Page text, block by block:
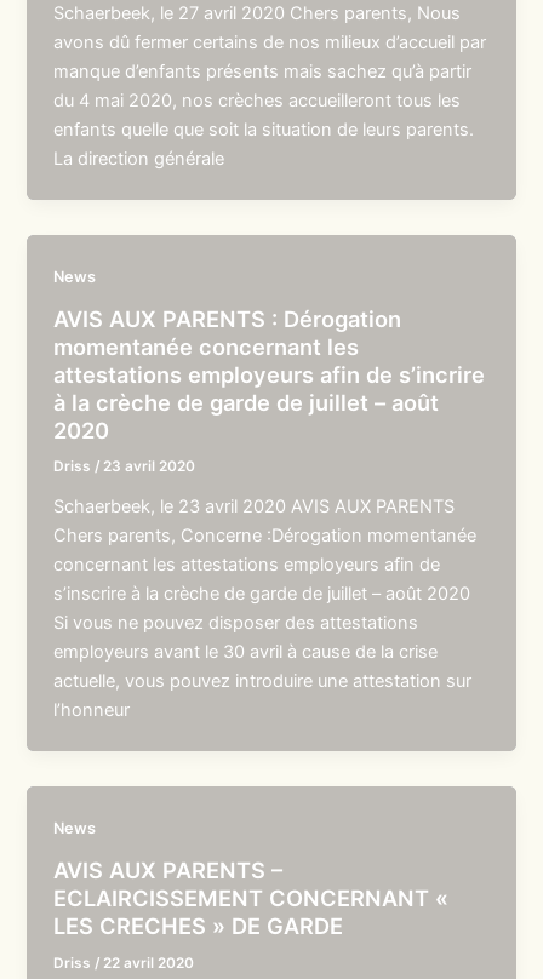
Schaerbeek, le 27 avril 2020 Chers parents, Nous
avons dû fermer certains de nos milieux d’accueil par
manque d’enfants présents mais sachez qu’à partir
du 4 mai 2020, nos crèches accueilleront tous les
enfants quelle que soit la situation de leurs parents.
La direction générale
News
AVIS AUX PARENTS : Dérogation
momentanée concernant les
attestations employeurs afin de s’incrire
à la crèche de garde de juillet – août
2020
Driss / 23 avril 2020
Schaerbeek, le 23 avril 2020 AVIS AUX PARENTS
Chers parents, Concerne :Dérogation momentanée
concernant les attestations employeurs afin de
s’inscrire à la crèche de garde de juillet – août 2020
Si vous ne pouvez disposer des attestations
employeurs avant le 30 avril à cause de la crise
actuelle, vous pouvez introduire une attestation sur
l’honneur
News
AVIS AUX PARENTS –
ECLAIRCISSEMENT CONCERNANT «
LES CRECHES » DE GARDE
Driss / 22 avril 2020